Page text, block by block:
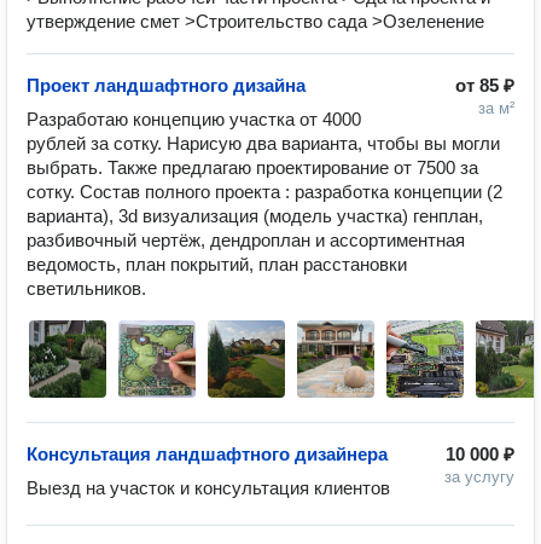
утверждение смет >Строительство сада >Озеленение
от 85 ₽
за м²
Проект ландшафтного дизайна
Разработаю концепцию участка от 4000
рублей за сотку. Нарисую два варианта, чтобы вы могли
выбрать. Также предлагаю проектирование от 7500 за
сотку. Состав полного проекта : разработка концепции (2
варианта), 3d визуализация (модель участка) генплан,
разбивочный чертёж, дендроплан и ассортиментная
ведомость, план покрытий, план расстановки
светильников.
10 000 ₽
за услугу
Консультация ландшафтного дизайнера
Выезд на участок и консультация клиентов